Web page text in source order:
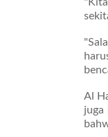
Al
juga